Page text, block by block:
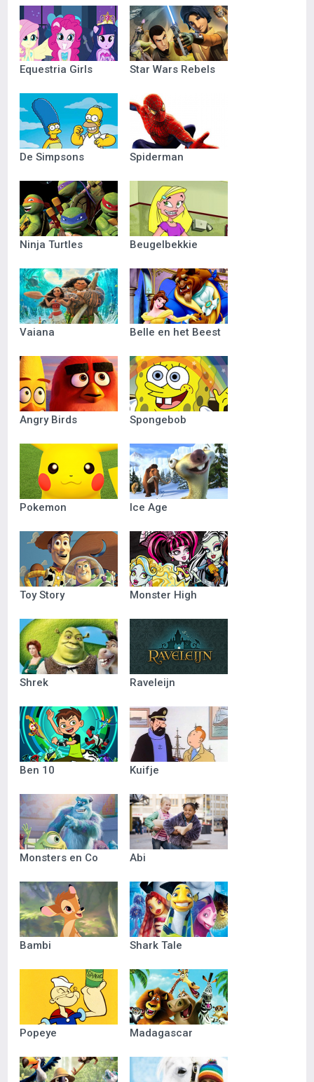
Equestria Girls Star Wars Rebels
De Simpsons Spiderman
Ninja Turtles Beugelbekkie
Vaiana Belle en het Beest
Angry Birds Spongebob
Pokemon Ice Age
Toy Story Monster High
Shrek Raveleijn
Ben 10 Kuifje
Monsters en Co Abi
Bambi Shark Tale
Popeye Madagascar